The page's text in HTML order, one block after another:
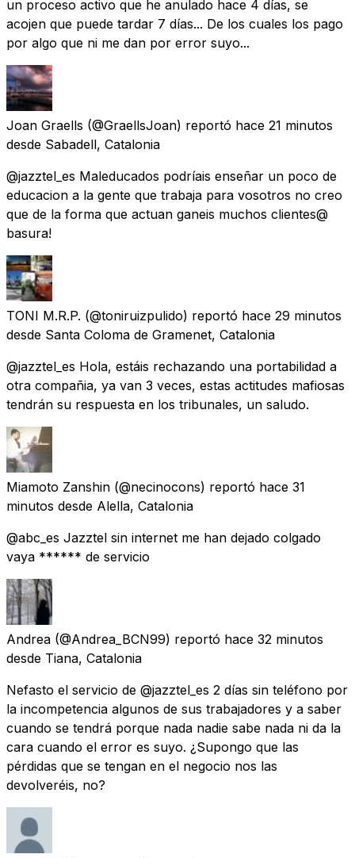
un proceso activo que he anulado hace 4 días, se
acojen que puede tardar 7 días... De los cuales los pago
por algo que ni me dan por error suyo...
Joan Graells (@GraellsJoan) reportó hace 21 minutos
desde Sabadell, Catalonia
@jazztel_es Maleducados podríais enseñar un poco de
educacion a la gente que trabaja para vosotros no creo
que de la forma que actuan ganeis muchos clientes@
basura!
TONI M.R.P. (@toniruizpulido) reportó hace 29 minutos
desde Santa Coloma de Gramenet, Catalonia
@jazztel_es Hola, estáis rechazando una portabilidad a
otra compañia, ya van 3 veces, estas actitudes mafiosas
tendrán su respuesta en los tribunales, un saludo.
Miamoto Zanshin (@necinocons) reportó hace 31
minutos desde Alella, Catalonia
@abc_es Jazztel sin internet me han dejado colgado
vaya ****** de servicio
Andrea (@Andrea_BCN99) reportó hace 32 minutos
desde Tiana, Catalonia
Nefasto el servicio de @jazztel_es 2 días sin teléfono por
la incompetencia algunos de sus trabajadores y a saber
cuando se tendrá porque nada nadie sabe nada ni da la
cara cuando el error es suyo. ¿Supongo que las
pérdidas que se tengan en el negocio nos las
devolveréis, no?